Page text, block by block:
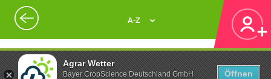
Agrar Wetter
Bayer CropScience Deutschland GmbH
Öffnen
A-Z